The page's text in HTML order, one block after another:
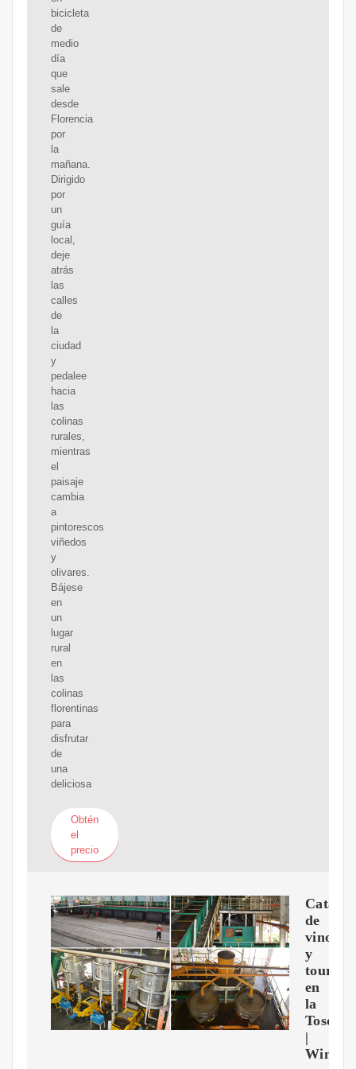
bicicleta
de
medio
día
que
sale
desde
Florencia
por
la
mañana.
Dirigido
por
un
guía
local,
deje
atrás
las
calles
de
la
ciudad
y
pedalee
hacia
las
colinas
rurales,
mientras
el
paisaje
cambia
a
pintorescos
viñedos
y
olivares.
Bájese
en
un
lugar
rural
en
las
colinas
florentinas
para
disfrutar
de
una
deliciosa
Obtén
el
precio
Catas
de
vino
y
tours
en
la
|